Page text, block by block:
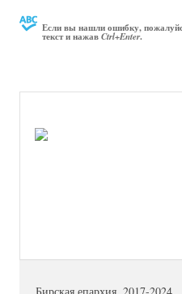
Если вы нашли ошибку,
текст и нажавCtrl+Enter.